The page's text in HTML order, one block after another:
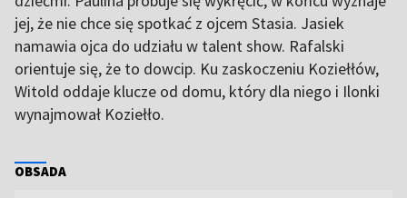
jej, że nie chce się spotkać z ojcem Stasia. Jasiek
namawia ojca do udziału w talent show. Rafalski
orientuje się, że to dowcip. Ku zaskoczeniu Koziełłów,
Witold oddaje klucze od domu, który dla niego i Ilonki
wynajmował Koziełło.
OBSADA